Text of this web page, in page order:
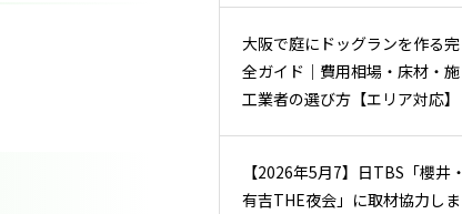
大阪で庭にドッグランを作る完
全ガイド｜費用相場・床材・施
工業者の選び方【エリア対応】
【2026年5月7】日TBS「櫻井・
有吉THE夜会」に取材協力しま